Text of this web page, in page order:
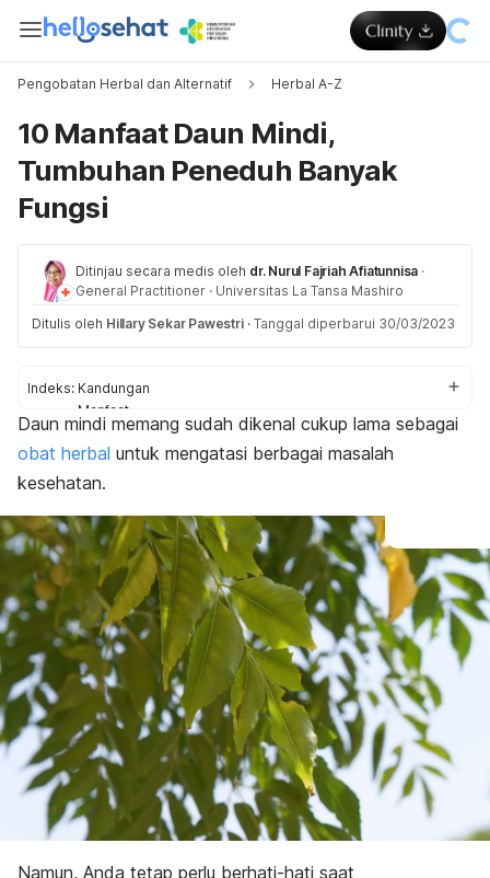
Pengobatan Herbal dan Alternatif Herbal A-Z
10 Manfaat Daun Mindi,
Tumbuhan Peneduh Banyak
Fungsi
Ditinjau secara medis oleh dr. Nurul Fajriah Afiatunnisa ·
General Practitioner · Universitas La Tansa Mashiro
Ditulis oleh Hillary Sekar Pawestri · Tanggal diperbarui 30/03/2023
Indeks: Kandungan
Manfaat
Efek samping
Cara mengonsumsi
Daun mindi memang sudah dikenal cukup lama sebagai
obat herbal untuk mengatasi berbagai masalah
kesehatan.
Namun, Anda tetap perlu berhati-hati saat